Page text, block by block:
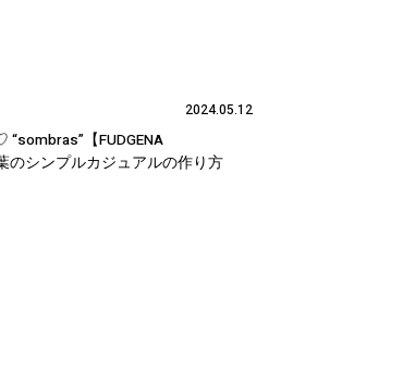
2024.05.12
【FUDGENA
のシンプルカジュアルの作り方